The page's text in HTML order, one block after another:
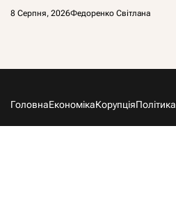
8 Серпня, 2026Федоренко Світлана
ГоловнаЕкономікаКорупціяПолітика